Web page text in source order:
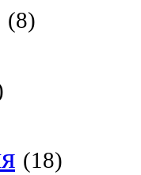
(8)
(18)